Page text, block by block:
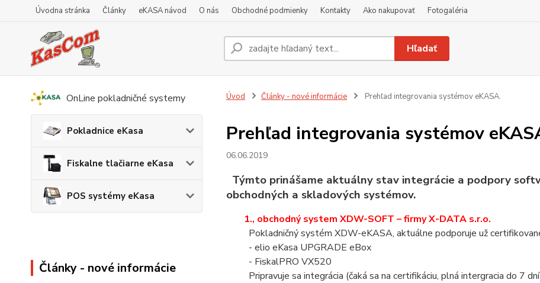
Úvodna stránka Články eKASA návod O nás Obchodné podmienky Kontakty Ako nakupovať Fotogaléria
Hľadať
OnLine pokladničné systemy
Pokladnice eKasa
Fiskalne tlačiarne eKasa
POS systémy eKasa
Články - nové informácie
Úvod Články - nové informácie Prehľad integrovania systémov eKASA.
Prehľad integrovania systémov
06.06.2019
Týmto prinášame aktuálny stav integrácie a podpory
obchodných a skladových systémov.
1., obchodný system XDW-SOFT – firmy X-DATA s.r.o.
Pokladničný systém XDW-eKASA, aktuálne podporuje už
- elio eKasa UPGRADE eBox
- FiskalPRO VX520
Pripravuje sa integrácia (čaká sa na certifikáciu, plná intergracia do 7